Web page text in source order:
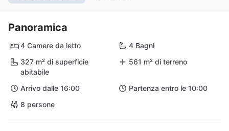
Panoramica
4 Camere da letto
4 Bagni
327 m² di superficie
abitabile
561 m² di terreno
Arrivo dalle 16:00
Partenza entro le 10:00
8 persone